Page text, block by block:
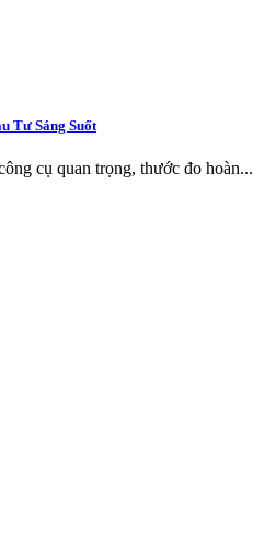
Tư Sáng Suốt
cụ quan trọng, thước đo hoàn...